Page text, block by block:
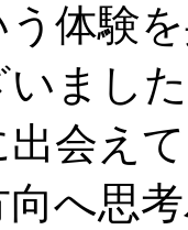
体験
まし
会え
へ思